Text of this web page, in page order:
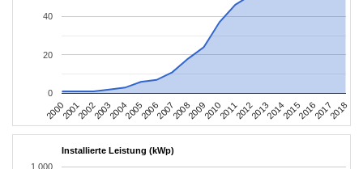
2000200120022003200420052006200720082009201020112012201320142015201620172018
0
20
40
Installierte Leistung (kWp)
1.000